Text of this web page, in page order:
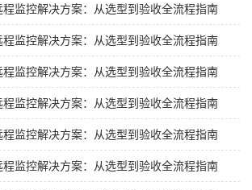
监控解决方案：从选型到验收全流程指南
监控解决方案：从选型到验收全流程指南
监控解决方案：从选型到验收全流程指南
监控解决方案：从选型到验收全流程指南
监控解决方案：从选型到验收全流程指南
监控解决方案：从选型到验收全流程指南